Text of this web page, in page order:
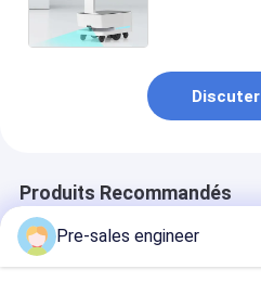
Discuter
Produits Recommandés
Pre-sales engineer